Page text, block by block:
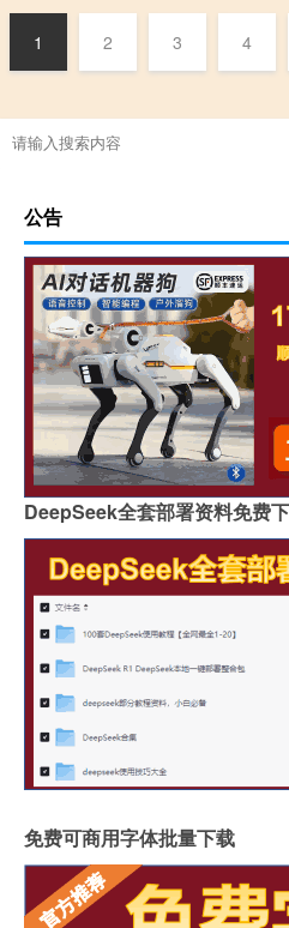
1 2 3 4
公告
DeepSeek全套部署资料免费
免费可商用字体批量下载